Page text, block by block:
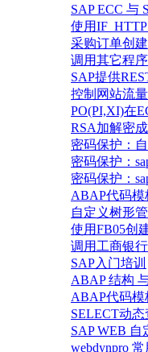
SAP ECC 与
使用
采购订单创建
调用其它程
SAP提供
控制网站流
PO(PI,XI)在
RSA加解密
密码保护：
密码保护：
密码保护：
ABAP代码模
自定义树形
使用FB05创
调用工商银
SAP入门培训
ABAP 结构
ABAP代码
SELECT动
SAP WEB 自
webdynpro